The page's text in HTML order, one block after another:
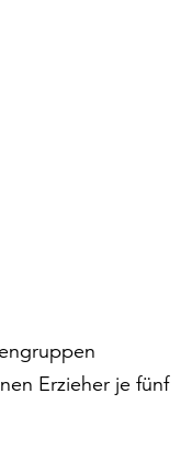
Erzieher je fünf